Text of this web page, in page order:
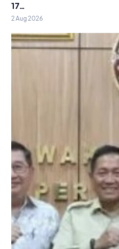
17…
2 Aug 2026